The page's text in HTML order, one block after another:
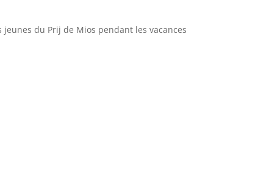
jeunes du Prij de Mios pendant les vacances